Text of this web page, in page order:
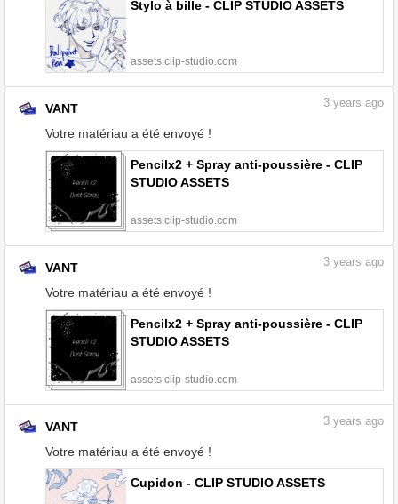
Stylo à bille - CLIP STUDIO ASSETS
assets.clip-studio.com
VANT
Votre matériau a été envoyé !
3 years ago
Pencilx2 + Spray anti-poussière - CLIP
STUDIO ASSETS
assets.clip-studio.com
VANT
Votre matériau a été envoyé !
3 years ago
Pencilx2 + Spray anti-poussière - CLIP
STUDIO ASSETS
assets.clip-studio.com
VANT
Votre matériau a été envoyé !
3 years ago
Cupidon - CLIP STUDIO ASSETS